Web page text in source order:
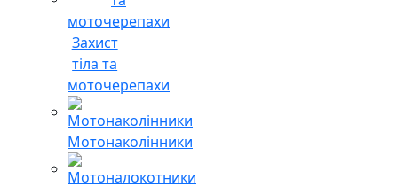
Захист
тіла та
моточерепахи
Мотонаколінники